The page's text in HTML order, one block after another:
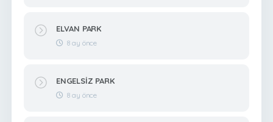
ELVAN PARK
8 ay önce
ENGELSİZ PARK
8 ay önce